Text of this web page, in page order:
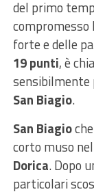
del primo
compromesso
forte e delle
19 punti, è
sensibilmente
San Biagio.
San Biagio
corto muso
Dorica. Dopo
particolari